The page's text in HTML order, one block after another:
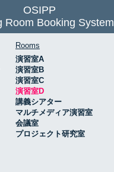
OSIPP
Room Booking System
Rooms
演習室A
演習室B
演習室C
演習室D
講義シアター
マルチメディア演習室
会議室
プロジェクト研究室